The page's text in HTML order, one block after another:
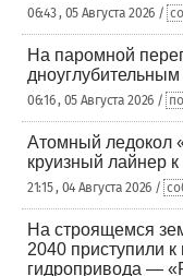
06:43 , 05 Августа 2026 /
На паромной
06:16 , 05 Августа 2026 /
Атомный ледокол
круизный лайнер
21:15 , 04 Августа 2026 /
На строящемся
2040 приступили
гидропривода —